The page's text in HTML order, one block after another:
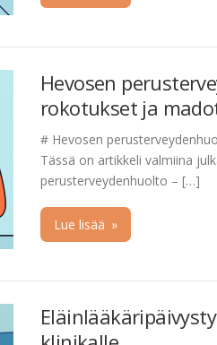
Hevosen
rokotukset ja
# Hevosen
Tässä on artikkeli valmiina
perusterveydenhuolto – […]
Lue lisää »